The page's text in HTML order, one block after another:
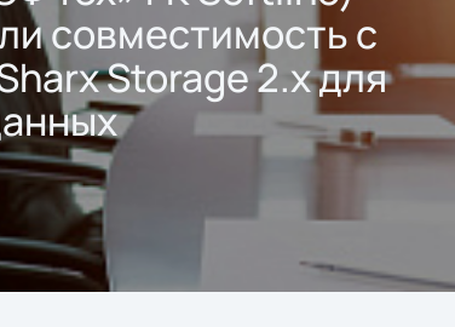
совместимость с
Storage 2.x для